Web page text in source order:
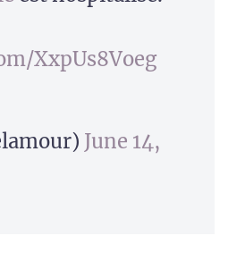
XxpUs8Voeg
June 14,